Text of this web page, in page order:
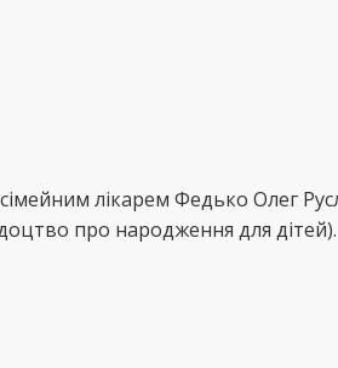
лікарем Федько Олег
про народження для дітей).